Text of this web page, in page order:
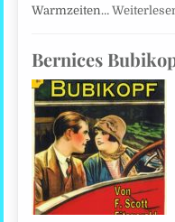
Warmzeiten…
Bernices